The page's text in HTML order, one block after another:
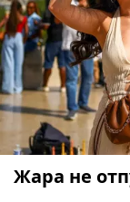
Жара не